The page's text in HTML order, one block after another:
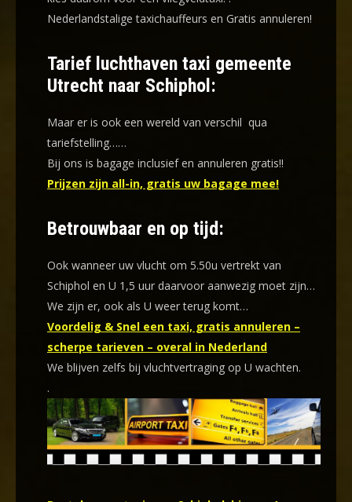
Nederlandstalige taxichauffeurs en Gratis annuleren!
Tarief luchthaven taxi gemeente
Utrecht naar Schiphol:
Maar er is ook een wereld van verschil qua
tariefstelling……
Bij ons is bagage inclusief en annuleren gratis!!
Prijzen zijn all-in, gratis uw bagage mee!
Betrouwbaar en op tijd:
Ook wanneer uw vlucht om 5.50u vertrekt van
Schiphol en U 1,5 uur daarvoor aanwezig moet zijn…
We zijn er, ook als U weer terug komt…
Voordelig & Snel een taxi, gratis annuleren –
scherpe tarieven – overal in Nederland
We blijven zelfs bij vluchtvertraging op U wachten.
.